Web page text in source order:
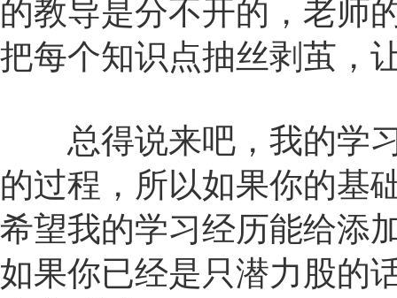
的教导是分不开的，老师
把每个知识点抽丝剥茧，
总得说来吧，我的学习
的过程，所以如果你的基
希望我的学习经历能给添
如果你已经是只潜力股的